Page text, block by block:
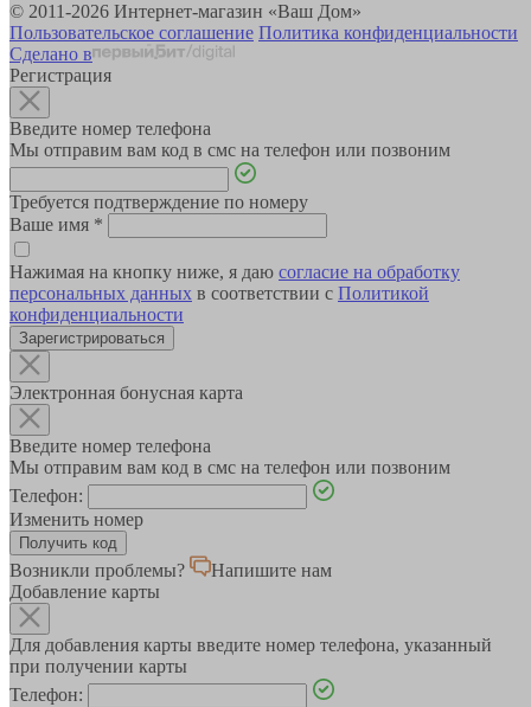
© 2011-2026 Интернет-магазин «Ваш Дом»
Пользовательское соглашение Политика конфиденциальности
Сделано в
Регистрация
Введите номер телефона
Мы отправим вам код в смс на телефон или позвоним
Требуется подтверждение по номеру
Ваше имя *
Нажимая на кнопку ниже, я даю согласие на обработку
персональных данных в соответствии с Политикой
конфиденциальности
Зарегистрироваться
Электронная бонусная карта
Введите номер телефона
Мы отправим вам код в смс на телефон или позвоним
Телефон:
Изменить номер
Возникли проблемы?
Напишите нам
Добавление карты
Для добавления карты введите номер телефона, указанный
при получении карты
Телефон: